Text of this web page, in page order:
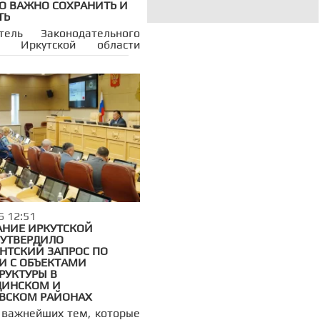
ВАЖНО СОХРАНИТЬ И
Законодательного
Иркутской области
Ведерников и депутаты
Перетолчин, Виктор
Артем Лобков,
Лаутин, Тимур Сагдеев и
совершили
на скоростном
«Метеор», следующем
Балаганск — Братск.
жителями они оценили
нового водного
и обсудили вопросы
доступности
12:51
ИРКУТСКОЙ
ЗАПРОС ПО
С ОБЪЕКТАМИ
В
И
РАЙОНАХ
тем, которые